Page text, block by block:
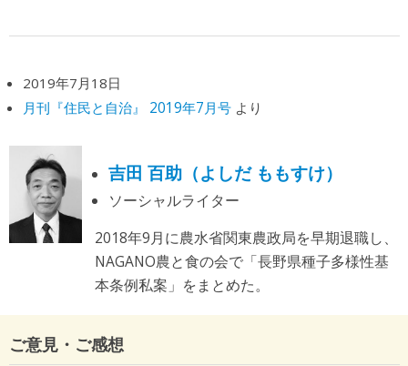
2019年7月18日
月刊『住民と自治』 2019年7月号より
吉田 百助（よしだ ももすけ）
ソーシャルライター
2018年9月に農水省関東農政局を早期退職し、
NAGANO農と食の会で「長野県種子多様性基
本条例私案」をまとめた。
ご意見・ご感想